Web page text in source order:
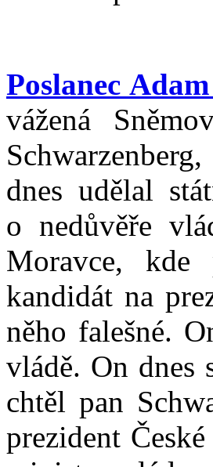
Poslanec
vážená
dnes udělal
o nedůvěře
Moravce, kde
kandidát na
něho falešné.
vládě. On dnes
chtěl pan
prezident